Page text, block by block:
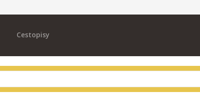
Cestopisy